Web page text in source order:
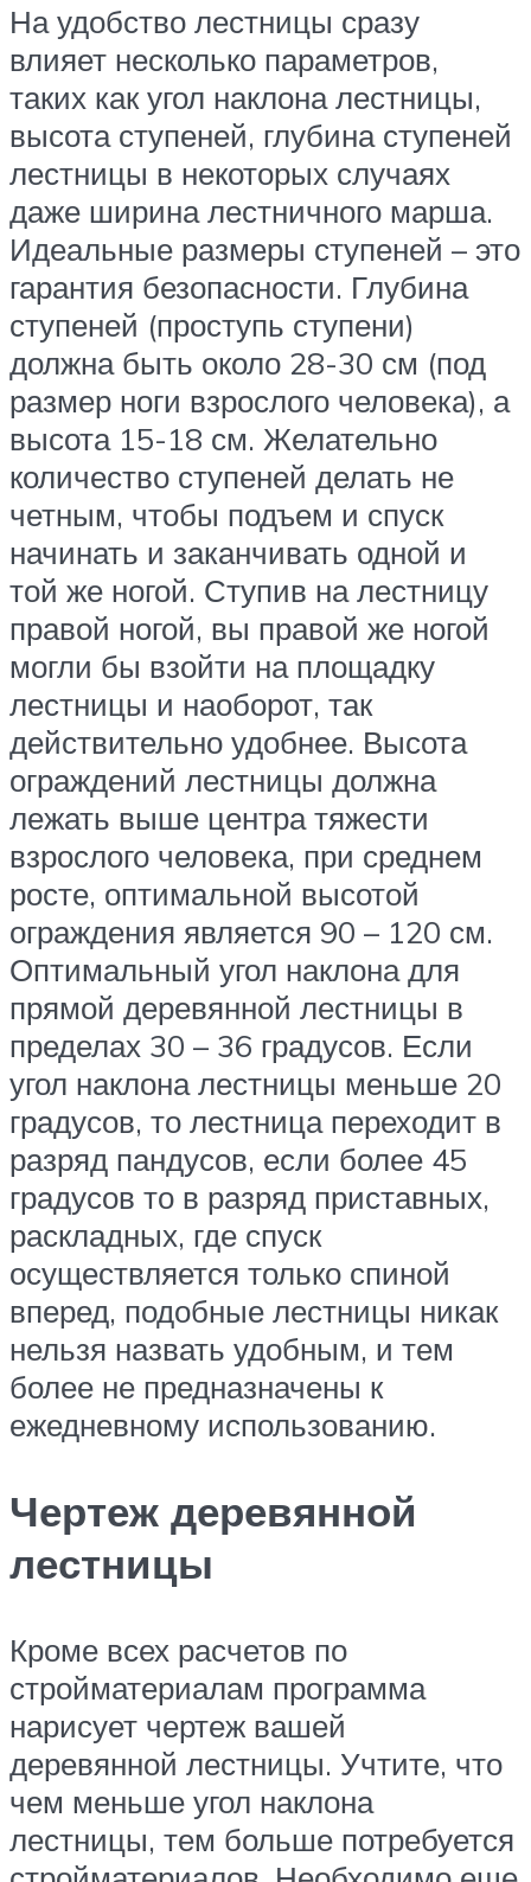
На удобство лестницы сразу
влияет несколько параметров,
таких как угол наклона лестницы,
высота ступеней, глубина ступеней
лестницы в некоторых случаях
даже ширина лестничного марша.
Идеальные размеры ступеней – это
гарантия безопасности. Глубина
ступеней (проступь ступени)
должна быть около 28-30 см (под
размер ноги взрослого человека), а
высота 15-18 см. Желательно
количество ступеней делать не
четным, чтобы подъем и спуск
начинать и заканчивать одной и
той же ногой. Ступив на лестницу
правой ногой, вы правой же ногой
могли бы взойти на площадку
лестницы и наоборот, так
действительно удобнее. Высота
ограждений лестницы должна
лежать выше центра тяжести
взрослого человека, при среднем
росте, оптимальной высотой
ограждения является 90 – 120 см.
Оптимальный угол наклона для
прямой деревянной лестницы в
пределах 30 – 36 градусов. Если
угол наклона лестницы меньше 20
градусов, то лестница переходит в
разряд пандусов, если более 45
градусов то в разряд приставных,
раскладных, где спуск
осуществляется только спиной
вперед, подобные лестницы никак
нельзя назвать удобным, и тем
более не предназначены к
ежедневному использованию.
Чертеж деревянной
лестницы
Кроме всех расчетов по
стройматериалам программа
нарисует чертеж вашей
деревянной лестницы. Учтите, что
чем меньше угол наклона
лестницы, тем больше потребуется